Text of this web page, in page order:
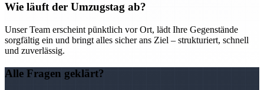
Wie läuft der Umzugstag ab?
Unser Team erscheint pünktlich vor Ort, lädt Ihre Gegenstände
sorgfältig ein und bringt alles sicher ans Ziel – strukturiert, schnell
und zuverlässig.
Alle Fragen geklärt?